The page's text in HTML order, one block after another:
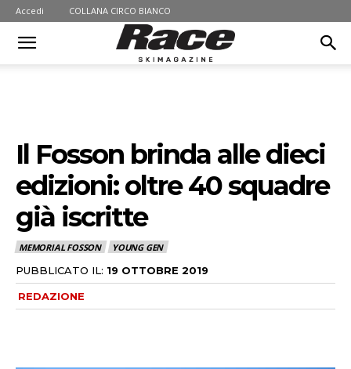
Accedi COLLANA CIRCO BIANCO
Il Fosson brinda alle dieci
edizioni: oltre 40 squadre
già iscritte
MEMORIAL FOSSON YOUNG GEN
PUBBLICATO IL: 19 OTTOBRE 2019
REDAZIONE